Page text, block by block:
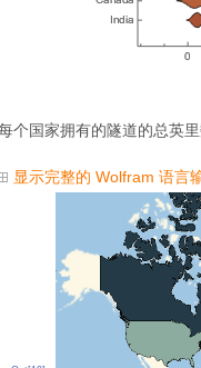
个国家拥有的隧道的总英
显示完整的 Wolfram 语言